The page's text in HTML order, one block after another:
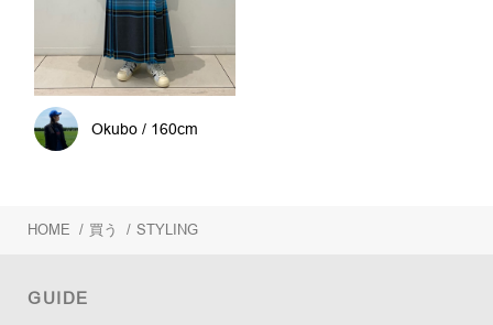
Okubo / 160cm
HOME / 買う / STYLING
GUIDE